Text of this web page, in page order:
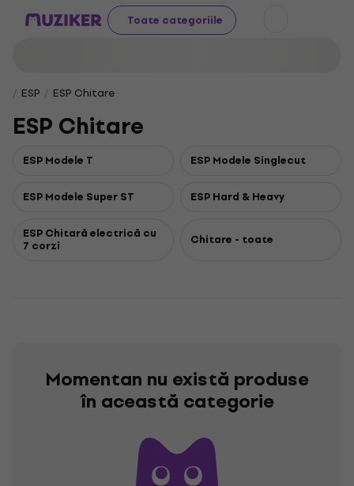
Toate categoriile
ESP ESP Chitare
ESP Chitare
ESP Modele T ESP Modele Singlecut
ESP Modele Super ST ESP Hard & Heavy
ESP Chitară electrică cu
7 corzi Chitare - toate
Momentan nu există produse
în această categorie